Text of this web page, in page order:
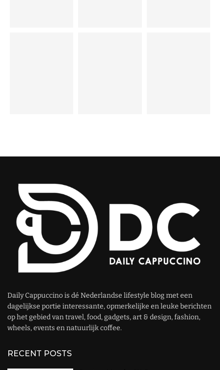
Daily Cappuccino is dé Nederlandse lifestyle blog met een
dagelijkse portie interessante, opmerkelijke en leuke berichten
op het gebied van travel, food, gadgets, art & design, fashion,
wheels, events en natuurlijk coffee.
RECENT POSTS